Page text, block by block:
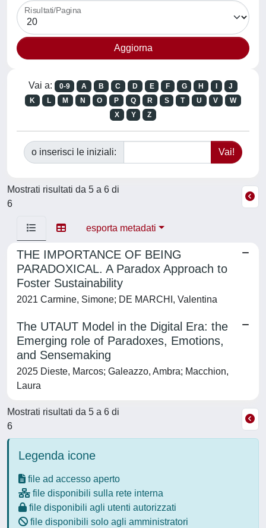
Risultati/Pagina
Vai a: 0-9 A B C D E F G H
J
K
L M N O P Q R S T U V
W
X
Y Z
o inserisci le iniziali:
Mostrati risultati da 5 a 6 di
6
esporta metadati
THE IMPORTANCE OF BEING
PARADOXICAL. A Paradox Approach to
Foster Sustainability
2021 Carmine, Simone; DE MARCHI, Valentina
The UTAUT Model in the Digital Era: the
Emerging role of Paradoxes, Emotions,
and Sensemaking
2025 Dieste, Marcos; Galeazzo, Ambra; Macchion,
Laura
Mostrati risultati da 5 a 6 di
6
Legenda icone
file ad accesso aperto
file disponibili sulla rete interna
file disponibili agli utenti autorizzati
file disponibili solo agli amministratori